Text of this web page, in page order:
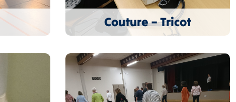
Couture – Tricot